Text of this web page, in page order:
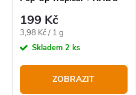
199 Kč
Měrná
cena:
3,98 Kč / 1 g
Skladem 2 ks
ZOBRAZIT